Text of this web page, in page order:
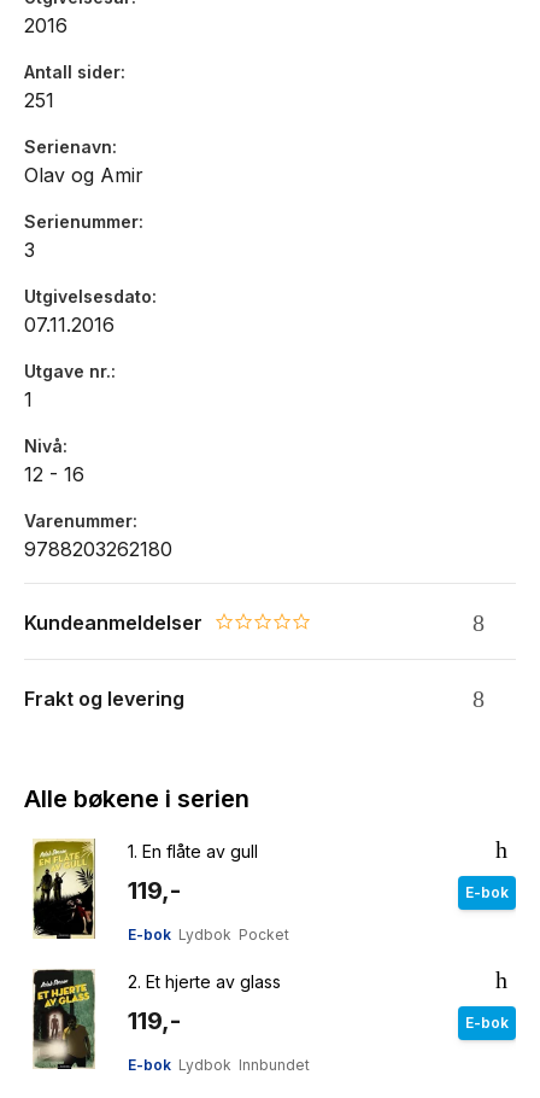
2016
Antall sider
251
Serienavn
Olav og Amir
Serienummer
3
Utgivelsesdato
07.11.2016
Utgave nr.
1
Nivå
12 - 16
Varenummer
9788203262180
Kundeanmeldelser 0.0 star rating
Frakt og levering
Alle bøkene i serien
1. En flåte av gull
119,- E-bok
E-bok Lydbok Pocket
2. Et hjerte av glass
119,- E-bok
E-bok Lydbok Innbundet